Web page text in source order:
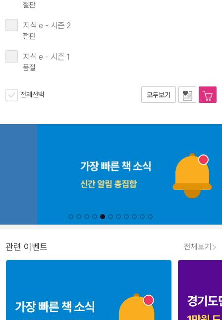
절판
지식 e - 시즌 2
절판
지식 e - 시즌 1
품절
전체선택 모두보기
관련 이벤트 전체보기